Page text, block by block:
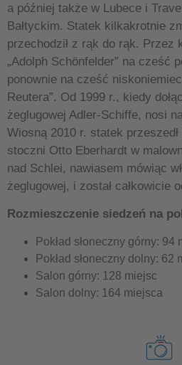
a później także w Lubece i
Bałtyckim. Statek kilkakrotnie
przechodził z rąk do rąk. Przez
„Adolph Schönfelder” na cześć
ponownie na cześć
Reutera”. Od 1999 r., kiedy
żeglugowej Adler-Schiffe, nosi
Wiosną 2010 r. statek
stoczni Otto Eberhardt w
nad Schlei, nawiasem mówiąc
żeglugowej, i został całkowicie
Rozmieszczenie siedzeń na
Pokład słoneczny górny: 94
Pokład słoneczny dolny: 62
Salon górny: 128 miejsc
Salon dolny: 164 miejsca